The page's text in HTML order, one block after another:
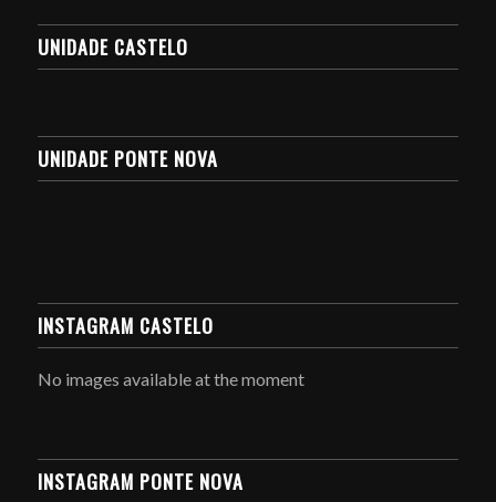
UNIDADE CASTELO
UNIDADE PONTE NOVA
INSTAGRAM CASTELO
No images available at the moment
INSTAGRAM PONTE NOVA